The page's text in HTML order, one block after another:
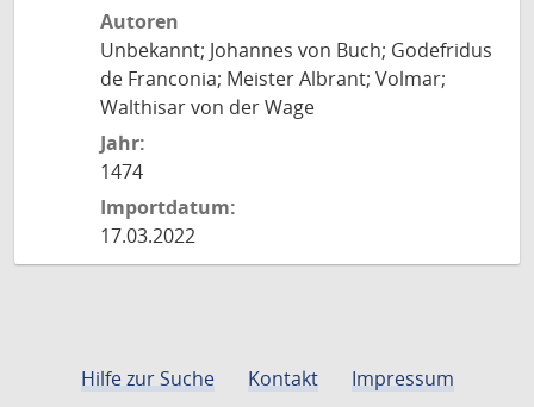
Autoren
Unbekannt; Johannes von Buch; Godefridus
de Franconia; Meister Albrant; Volmar;
Walthisar von der Wage
Jahr:
1474
Importdatum:
17.03.2022
Hilfe zur Suche Kontakt
Impressum